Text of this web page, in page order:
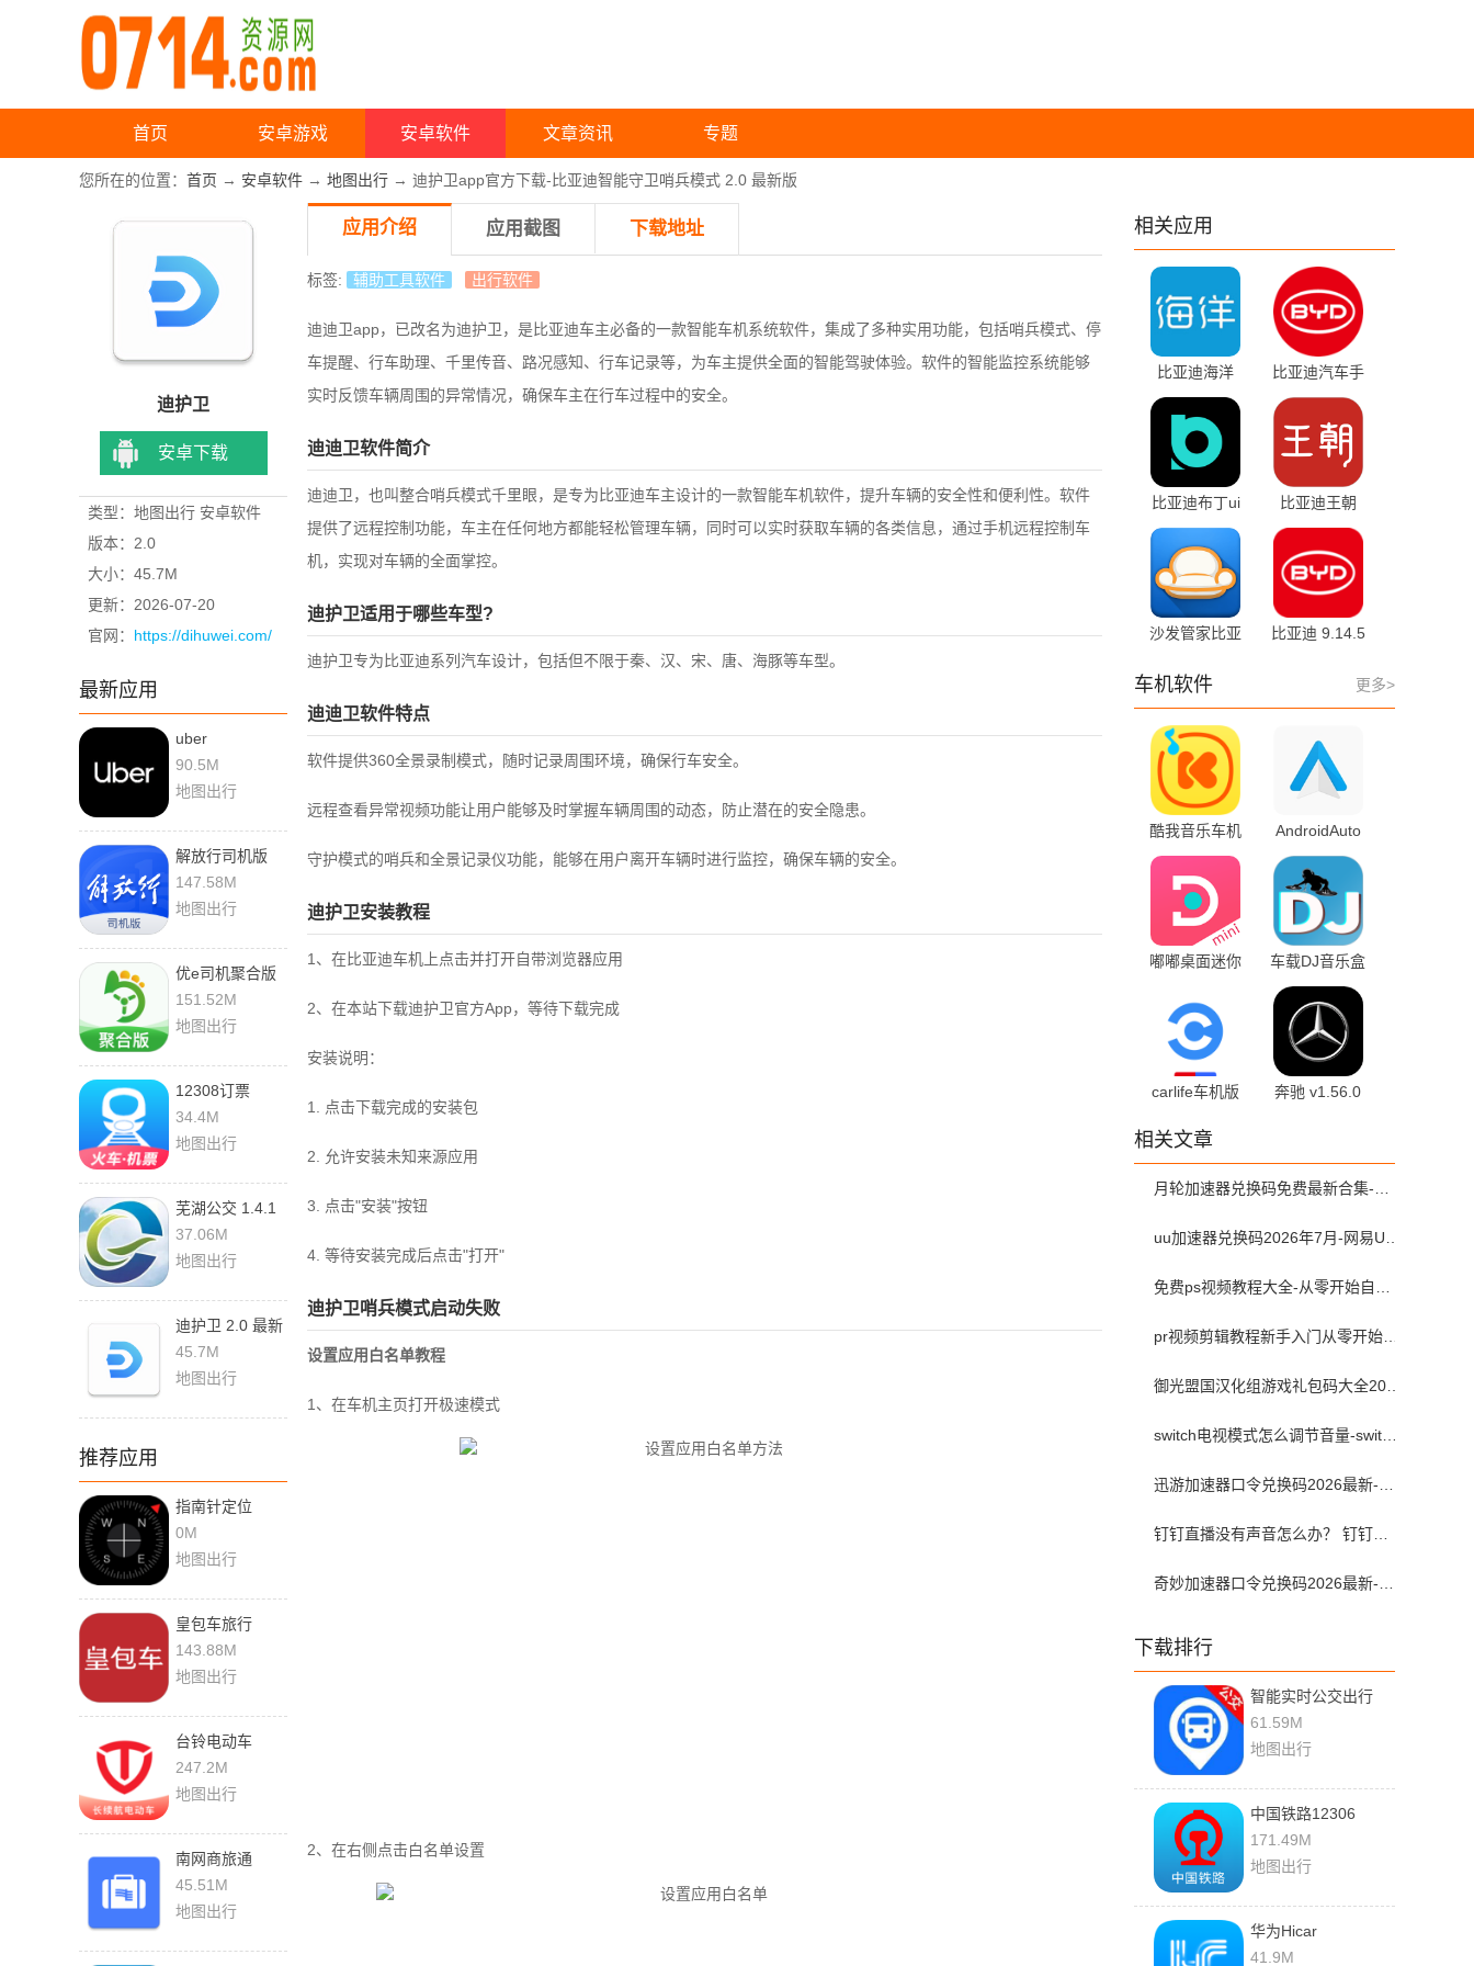
首页 安卓游戏 安卓软件 文章资讯 专题
您所在的位置： 首页 → 安卓软件 → 地图出行 → 迪护卫app官方下载-比亚迪智能守卫哨兵模式 2.0 最新版
迪护卫
安卓下载
类型：地图出行 安卓软件
版本：2.0
大小：45.7M
更新：2026-07-20
官网： https://dihuwei.com/
最新应用
uber
4.588.10002 最
新版
90.5M
地图出行
解放行司机版
5.2.13 安卓版
147.58M
地图出行
优e司机聚合版
6.60.5.0002 官
方版
151.52M
地图出行
12308订票
9.9.85 安卓版
34.4M
地图出行
芜湖公交 1.4.1
最新版
37.06M
地图出行
迪护卫 2.0 最新
版
45.7M
地图出行
推荐应用
指南针定位
1.0.1 最新版
0M
地图出行
皇包车旅行
10.1.18 最新版
143.88M
地图出行
台铃电动车
3.5.6 最新版
247.2M
地图出行
南网商旅通
2.1.8 最新版
45.51M
地图出行
应用介绍 应用截图 下载地址
标签: 辅助工具软件 出行软件
迪迪卫app，已改名为迪护卫， 是比亚迪车主必备的一款智能车机系统软件，集成了多种实用功能，包括哨兵模式、停
车提醒、行车助理、千里传音、路况感知、行车记录等，为车主提供全面的智能驾驶体验。 软件的智能监控系统能够
实时反馈车辆周围的异常情况，确保车主在行车过程中的安全。
迪迪卫软件简介
迪迪卫，也叫整合哨兵模式千里眼，是专为比亚迪车主设计的一款智能车机软件，提升车辆的安全性和便利性。软件
提供了远程控制功能，车主在任何地方都能轻松管理车辆，同时可以实时获取车辆的各类信息，通过手机远程控制车
机，实现对车辆的全面掌控。
迪护卫适用于哪些车型?
迪护卫专为比亚迪系列汽车设计，包括但不限于秦、汉、宋、唐、海豚等车型。
迪迪卫软件特点
软件提供360全景录制模式，随时记录周围环境，确保行车安全。
远程查看异常视频功能让用户能够及时掌握车辆周围的动态，防止潜在的安全隐患。
守护模式的哨兵和全景记录仪功能，能够在用户离开车辆时进行监控，确保车辆的安全。
迪护卫安装教程
1、在比亚迪车机上点击并打开自带浏览器应用
2、在本站下载迪护卫官方App，等待下载完成
安装说明：
1. 点击下载完成的安装包
2. 允许安装未知来源应用
3. 点击"安装"按钮
4. 等待安装完成后点击"打开"
迪护卫哨兵模式启动失败
设置应用白名单教程
1、在车机主页打开极速模式
2、在右侧点击白名单设置
相关应用
比亚迪海洋
2.14.0 最新版
比亚迪汽车手
表 v1.1.0 官方
比亚迪布丁ui
车载桌面 2.1.4
最新版
比亚迪王朝
9.14.5 手机版
沙发管家比亚
4.9.53 安卓版
比亚迪 9.14.5
更多>
车机软件
酷我音乐车机
版 6.7.3
AndroidAuto
15.8.654804-
release 手机版
嘟嘟桌面迷你
MINI1.012024
官方版
车载DJ音乐盒
0.0.121 官方版
carlife车机版
奔驰 v1.56.0
相关文章
下载排行
智能实时公交出行
1.0.10 最新版
61.59M
地图出行
中国铁路12306
5.9.6.8 手机版
171.49M
地图出行
华为Hicar
v14.2.0.340 最新版
41.9M